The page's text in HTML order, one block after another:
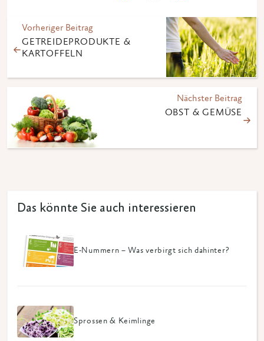
Vorheriger Beitrag
GETREIDEPRODUKTE &
KARTOFFELN
Nächster Beitrag
OBST & GEMÜSE
Das könnte Sie auch interessieren
E-Nummern – Was verbirgt sich dahinter?
Sprossen & Keimlinge